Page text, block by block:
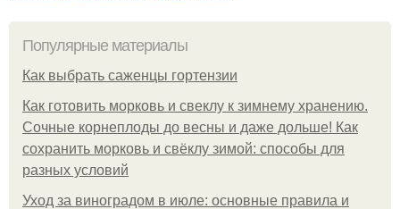
Популярные материалы
Как выбрать саженцы гортензии
Как готовить морковь и свеклу к зимнему хранению.
Сочные корнеплоды до весны и даже дольше! Как
сохранить морковь и свёклу зимой: способы для
разных условий
Уход за виноградом в июле: основные правила и